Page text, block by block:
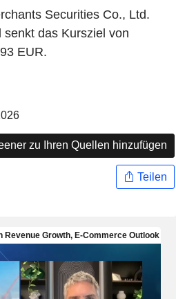
Securities Co., Ltd.
senkt das Kursziel von
EUR.
zu Ihren Quellen hinzufügen
Teilen